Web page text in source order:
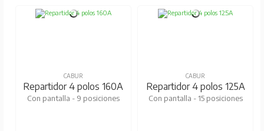
CABUR
Repartidor 4 polos 160A
Con pantalla - 9 posiciones
CABUR
Repartidor 4 polos 125A
Con pantalla - 15 posiciones